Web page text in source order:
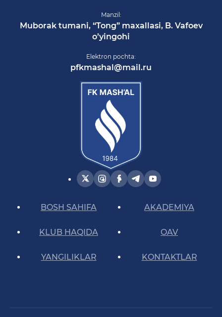
Manzil:
Muborak tumani, “Tong” maxallasi, B. Vafoev
o’yingohi
Elektron pochta:
pfkmashal@mail.ru
BOSH SAHIFA
KLUB HAQIDA
YANGILIKLAR
AKADEMIYA
OAV
KONTAKTLAR